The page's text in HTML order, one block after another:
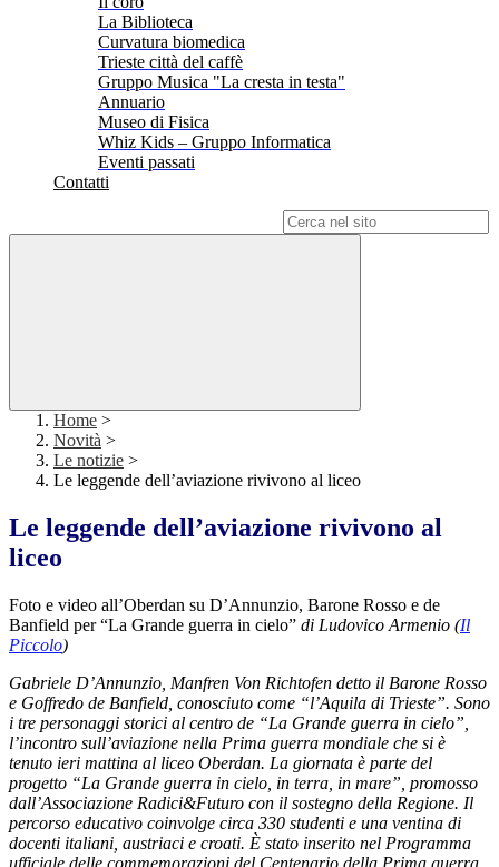
La Biblioteca
Curvatura biomedica
Trieste città del caffè
Gruppo Musica "La cresta in testa"
Annuario
Museo di Fisica
Whiz Kids – Gruppo Informatica
Eventi passati
Contatti
Home >
Novità >
Le notizie >
Le leggende dell’aviazione rivivono al liceo
Le leggende dell’aviazione rivivono al
liceo
Foto e video all’Oberdan su D’Annunzio, Barone Rosso e de
Banfield per “La Grande guerra in cielo” di Ludovico Armenio (Il
Piccolo)
Gabriele D’Annunzio, Manfren Von Richtofen detto il Barone Rosso
e Goffredo de Banfield, conosciuto come “l’Aquila di Trieste”. Sono
i tre personaggi storici al centro de “La Grande guerra in cielo”,
l’incontro sull’aviazione nella Prima guerra mondiale che si è
tenuto ieri mattina al liceo Oberdan. La giornata è parte del
progetto “La Grande guerra in cielo, in terra, in mare”, promosso
dall’Associazione Radici&Futuro con il sostegno della Regione. Il
percorso educativo coinvolge circa 330 studenti e una ventina di
docenti italiani, austriaci e croati. È stato inserito nel Programma